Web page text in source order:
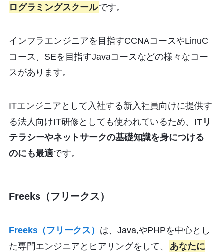
ログラミングスクールです。
インフラエンジニアを目指すCCNAコースやLinuC
コース、SEを目指すJavaコースなどの様々なコー
スがあります。
ITエンジニアとして入社する新入社員向けに提供す
る法人向けIT研修としても使われているため、 ITリ
テラシーやネットサークの基礎知識を身につける
のにも最適です。
Freeks（フリークス）
Freeks（フリークス） は、Java,やPHPを中心とし
た専門エンジニアとヒアリングをして、
あなたに